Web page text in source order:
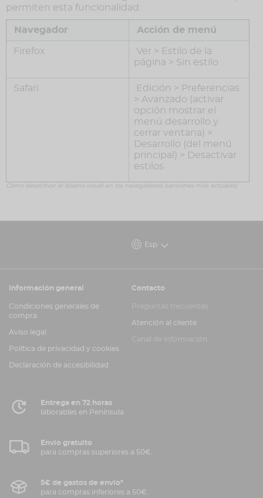
permiten esta funcionalidad:
Navegador Acción de menú
Firefox
Ver > Estilo de la
página > Sin estilo
Safari
Edición > Preferencias
> Avanzado (activar
opción mostrar el
menú desarrollo y
cerrar ventana) >
Desarrollo (del menú
principal) > Desactivar
estilos
Cómo desactivar el diseño visual en los navegadores (versiones más actuales)
Esp
Información general
Condiciones generales de
compra
Aviso legal
Política de privacidad y cookies
Declaración de accesibilidad
Contacto
Atención al cliente
Entrega en 72 horas
laborables en Península
Envío gratuito
para compras superiores a 50€.
5€ de gastos de envío*
para compras inferiores a 50€.